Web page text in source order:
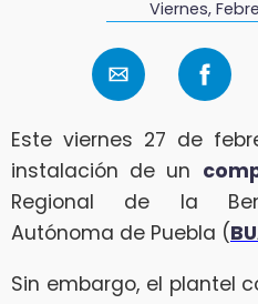
Viernes,
Este viernes 27 de
instalación de un
Regional de la
Autónoma de Puebla (
Sin embargo, el plantel